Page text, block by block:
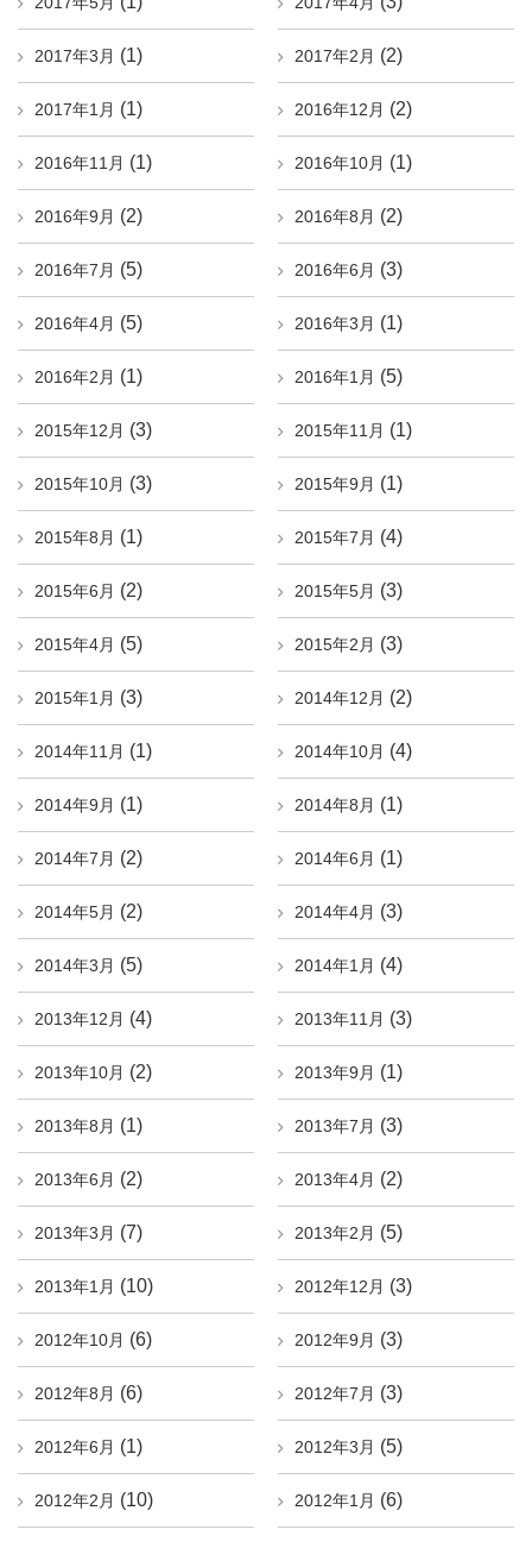
2017年3月 (1) 2017年2月 (2)
2017年1月 (1) 2016年12月 (2)
2016年11月 (1) 2016年10月 (1)
2016年9月 (2) 2016年8月 (2)
2016年7月 (5) 2016年6月 (3)
2016年4月 (5) 2016年3月 (1)
2016年2月 (1) 2016年1月 (5)
2015年12月 (3) 2015年11月 (1)
2015年10月 (3) 2015年9月 (1)
2015年8月 (1) 2015年7月 (4)
2015年6月 (2) 2015年5月 (3)
2015年4月 (5) 2015年2月 (3)
2015年1月 (3) 2014年12月 (2)
2014年11月 (1) 2014年10月 (4)
2014年9月 (1) 2014年8月 (1)
2014年7月 (2) 2014年6月 (1)
2014年5月 (2) 2014年4月 (3)
2014年3月 (5) 2014年1月 (4)
2013年12月 (4) 2013年11月 (3)
2013年10月 (2) 2013年9月 (1)
2013年8月 (1) 2013年7月 (3)
2013年6月 (2) 2013年4月 (2)
2013年3月 (7) 2013年2月 (5)
2013年1月 (10) 2012年12月 (3)
2012年10月 (6) 2012年9月 (3)
2012年8月 (6) 2012年7月 (3)
2012年6月 (1) 2012年3月 (5)
2012年2月 (10) 2012年1月 (6)